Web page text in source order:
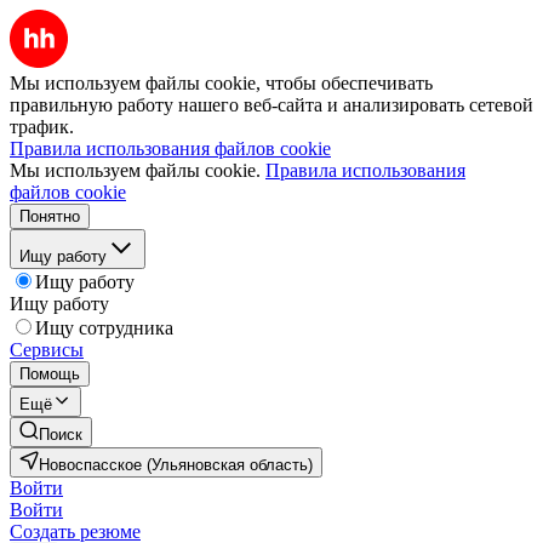
Мы используем файлы cookie, чтобы обеспечивать
правильную работу нашего веб-сайта и анализировать сетевой
трафик.
Правила использования файлов cookie
Мы используем файлы cookie. Правила использования
файлов cookie
Понятно
Ищу работу
Ищу работу
Ищу работу
Ищу сотрудника
Сервисы
Помощь
Ещё
Поиск
Новоспасское (Ульяновская область)
Войти
Войти
Создать резюме